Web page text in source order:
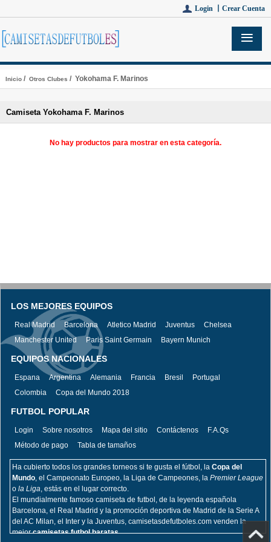
Login 丨 Crear Cuenta
Inicio/ Otros Clubes / Yokohama F. Marinos
Camiseta Yokohama F. Marinos
No hay productos para mostrar en esta categoría.
LOS MEJORES EQUIPOS
Real Madrid Barcelona Atletico Madrid Juventus
Chelsea
Manchester United
Paris Saint Germain Bayern Munich
EQUIPOS NACIONALES
Espana Argentina Alemania Francia Bresil
Portugal
Colombia
Copa del Mundo 2018
FUTBOL POPULAR
Login Sobre nosotros Mapa del sitio Contáctenos
F.A.Qs
Método de pago
Tabla de tamaños
Ha cubierto todos los grandes torneos si te gusta el fútbol, la Copa del
Mundo, el Campeonato Europeo, la Liga de Campeones, la Premier League
o la Liga, estás en el lugar correcto.
El mundialmente famoso camiseta de futbol, de la leyenda española
Barcelona, el Real Madrid y la promoción deportiva de Madrid de la Serie A
del AC Milan, el Inter y la Juventus, camisetasdefutboles.com venden la
mejorcamisetas futbol baratas.